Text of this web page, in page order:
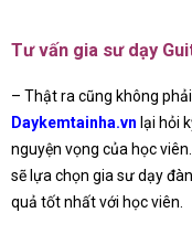
Tư vấn gia sư dạy
– Thật ra cũng không
Daykemtainha.vn lại hỏi
nguyện vọng của học
sẽ lựa chọn gia sư dạy
quả tốt nhất với học viên.